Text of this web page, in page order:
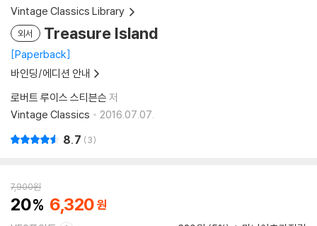
Vintage Classics Library
외서 Treasure Island
Paperback
바인딩/에디션 안내
로버트 루이스 스티븐슨 저
Vintage Classics
2016.07.07.
8.7 3
7,900원
20 6,320